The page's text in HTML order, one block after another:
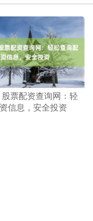
票配资查询网：轻
信息，安全投资